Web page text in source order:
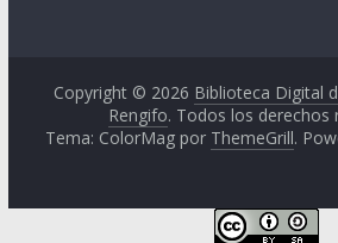
Copyright © 2026 Biblioteca Digital
Rengifo. Todos los derechos
Tema: ColorMag por ThemeGrill.